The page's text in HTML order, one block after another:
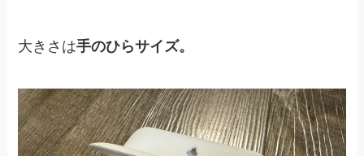
大きさは手のひらサイズ。